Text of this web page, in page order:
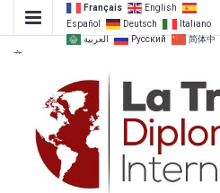
Français
English
Español
Deutsch
Italiano
العربية
Русский
简体中
文